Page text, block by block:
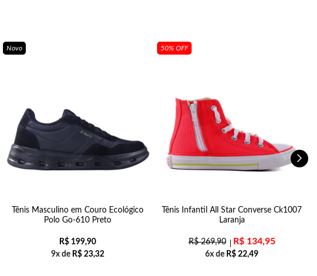
Novo
Tênis Masculino em Couro Ecológico
Polo Go-610 Preto
R$ 199,90
9x de R$ 23,32
50% OFF
Tênis Infantil All Star Converse Ck1007
Laranja
R$269,90 R$134,95
6x de R$ 22,49